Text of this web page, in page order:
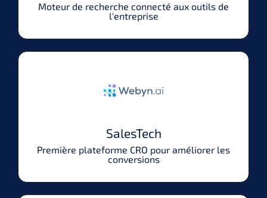
Moteur de recherche connecté aux outils de
l'entreprise
SalesTech
Première plateforme CRO pour améliorer les
conversions